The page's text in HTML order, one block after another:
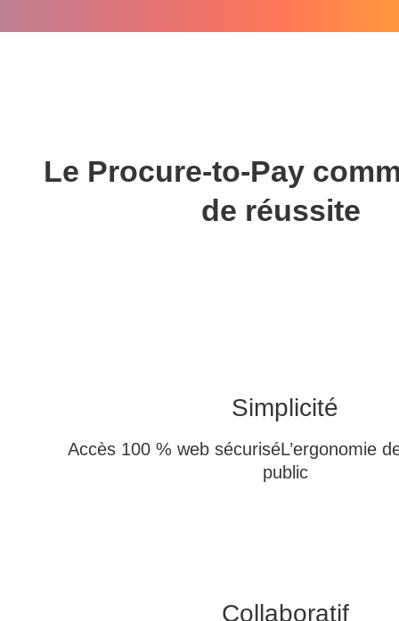
Simplicité
Accès 100 % web sécuriséL’ergonomie
public
Collaboratif
Le Procure-to-Pay
de réussite